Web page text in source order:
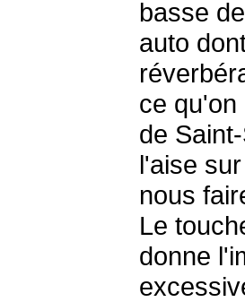
basse
auto
ce qu'on
de
l'aise
nous
Le
donne